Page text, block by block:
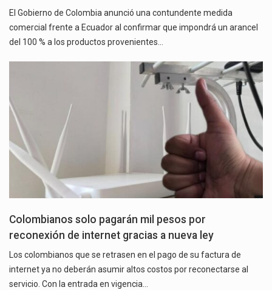
El Gobierno de Colombia anunció una contundente medida
comercial frente a Ecuador al confirmar que impondrá un arancel
del 100 % a los productos provenientes…
Colombianos solo pagarán mil pesos por
reconexión de internet gracias a nueva ley
Los colombianos que se retrasen en el pago de su factura de
internet ya no deberán asumir altos costos por reconectarse al
servicio. Con la entrada en vigencia…